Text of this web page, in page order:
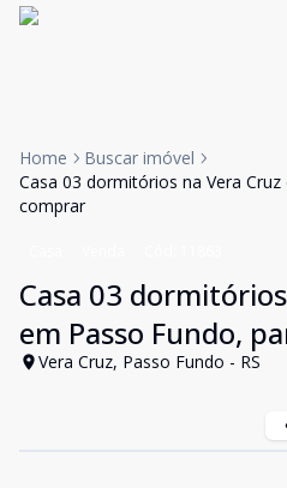
Home
Buscar imóvel
Casa 03 dormitórios na Vera
comprar
Casa 03
em Passo Fundo,
Vera Cruz, Passo Fundo - RS